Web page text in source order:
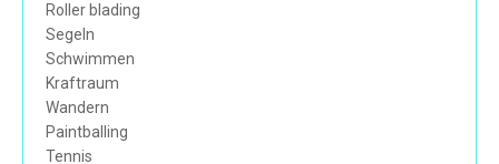
Roller blading
Segeln
Schwimmen
Kraftraum
Wandern
Paintballing
Tennis